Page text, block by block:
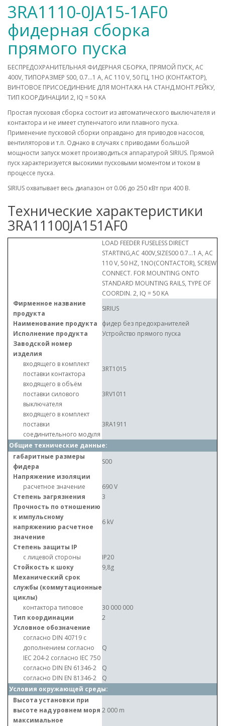
3RA1110-0JA15-1AF0
фидерная сборка
прямого пуска
БЕСПРЕДОХРАНИТЕЛЬНАЯ ФИДЕРНАЯ СБОРКА, ПРЯМОЙ ПУСК, AC
400V, ТИПОРАЗМЕР S00, 0.7...1 A, AC 110 V, 50 ГЦ, 1НО (КОНТАКТОР),
ВИНТОВОЕ ПРИСОЕДИНЕНИЕ ДЛЯ МОНТАЖА НА СТАНД.МОНТ.РЕЙКУ,
ТИП КООРДИНАЦИИ 2, IQ = 50 KA
Простая пусковая сборка состоит из автоматического выключателя и
контактора и не имеет ступенчатого или плавного пуска.
Применение пусковой сборки оправдано для приводов насосов,
вентиляторов и т.п. Однако в случаях с приводами большой
мощности запуск может производиться аппаратурой SIRIUS. Прямой
пуск характеризуется высокими пусковыми моментом и током в
процессе пуска.
SIRIUS охватывает весь диапазон от 0.06 до 250 кВт при 400 В.
Технические характеристики
3RA11100JA151AF0
LOAD FEEDER FUSELESS DIRECT
STARTING,AC 400V,SIZES00 0.7...1 A, AC
110 V, 50 HZ, 1NO(CONTACTOR), SCREW
CONNECT. FOR MOUNTING ONTO
STANDARD MOUNTING RAILS, TYPE OF
COORDIN. 2, IQ = 50 KA
Фирменное название
продукта
SIRIUS
Наименование продукта
фидер без предохранителей
Исполнение продукта
Устройство прямого пуска
Заводской номер
изделия
входящего в комплект
поставки контактора
3RT1015
входящего в объём
поставки силового
выключателя
3RV1011
входящего в комплект
поставки
соединительного модуля
3RA1911
Общие технические данные:
габаритные размеры
фидера
S00
Напряжение изоляции
расчетное значение
690 V
Степень загрязнения
3
Прочность по отношению
к импульсному
напряжению расчетное
значение
6 kV
Степень защиты IP
с лицевой стороны
IP20
Стойкость к шоку
9,8g
Механический срок
службы (коммутационные
циклы)
контактора типовое
30 000 000
Тип координации
2
Условное обозначение
согласно DIN 40719 с
дополнением согласно
IEC 204-2 согласно IEC 750
Q
согласно DIN EN 61346-2
Q
согласно DIN EN 81346-2
Q
Условия окружающей среды:
Высота установки при
высоте над уровнем моря
максимальное
2 000 m